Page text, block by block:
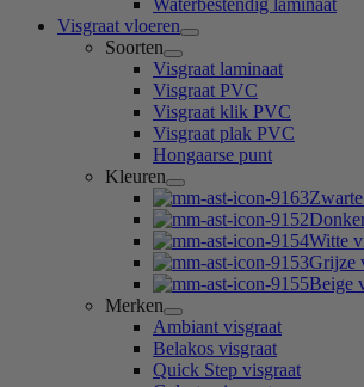
Visgraat vloeren
Soorten
Visgraat laminaat
Visgraat PVC
Visgraat klik PVC
Visgraat plak PVC
Hongaarse punt
Kleuren
Witte
Grijze
Beige
Merken
Ambiant visgraat
Belakos visgraat
Quick Step visgraat